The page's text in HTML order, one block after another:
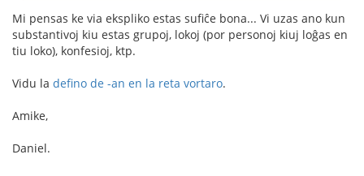
Mi pensas ke via ekspliko estas sufiĉe bona... Vi uzas ano kun
substantivoj kiu estas grupoj, lokoj (por personoj kiuj loĝas en
tiu loko), konfesioj, ktp.
Vidu la defino de -an en la reta vortaro.
Amike,
Daniel.